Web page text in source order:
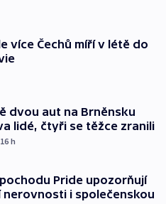
více Čechů míří v létě do
dvou aut na Brněnsku
lidé, čtyři se těžce zranili
h
Pride upozorňují
nerovnosti i společenskou